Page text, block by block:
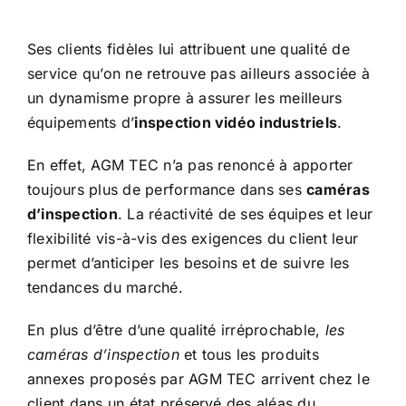
Ses clients fidèles lui attribuent une qualité de
service qu’on ne retrouve pas ailleurs associée à
un dynamisme propre à assurer les meilleurs
équipements d’inspection vidéo industriels.
En effet, AGM TEC n’a pas renoncé à apporter
toujours plus de performance dans sescaméras
d’inspection. La réactivité de ses équipes et leur
flexibilité vis-à-vis des exigences du client leur
permet d’anticiper les besoins et de suivre les
tendances du marché.
En plus d’être d’une qualité irréprochable, les
caméras d’inspectionet tous les produits
annexes proposés par AGM TEC arrivent chez le